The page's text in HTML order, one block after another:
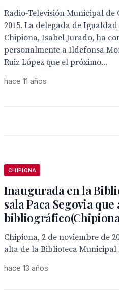
Radio-Televisión Municipal de
2015. La delegada de
Chipiona, Isabel Jurado, ha
personalmente a Ildefonsa
Ruiz López que el próximo...
hace 11 años
CHIPIONA
Inaugurada en la
sala Paca Segovia
Chipiona, 2 de noviembre de
alta de la Biblioteca Municipal
hace 13 años